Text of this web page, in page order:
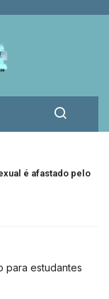
é afastado pelo
para estudantes